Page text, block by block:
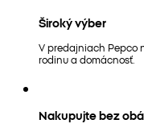
Široký výber
V predajniach Pepco
rodinu a domácnosť.
Nakupujte bez